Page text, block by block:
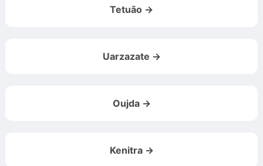
Tetuão →
Uarzazate →
Oujda →
Kenitra →